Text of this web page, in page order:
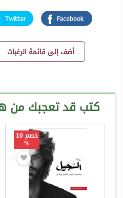
أضف إلى قائمة الرغبات
كتب قد تعجبك من
خصم 10
%